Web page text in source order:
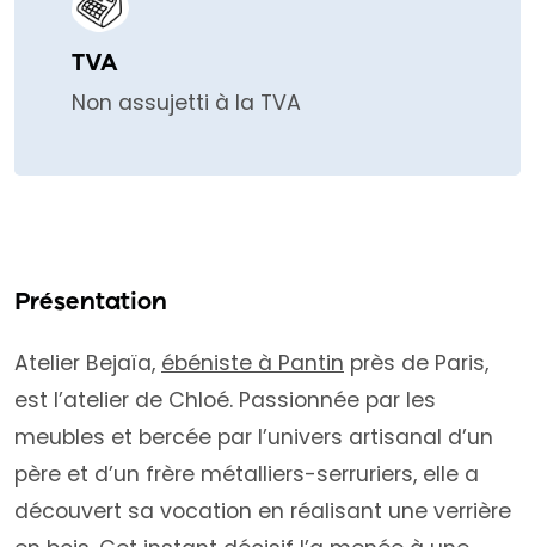
TVA
Non assujetti à la TVA
Présentation
Atelier Bejaïa, ébéniste à Pantin près de Paris,
est l’atelier de Chloé. Passionnée par les
meubles et bercée par l’univers artisanal d’un
père et d’un frère métalliers-serruriers, elle a
découvert sa vocation en réalisant une verrière